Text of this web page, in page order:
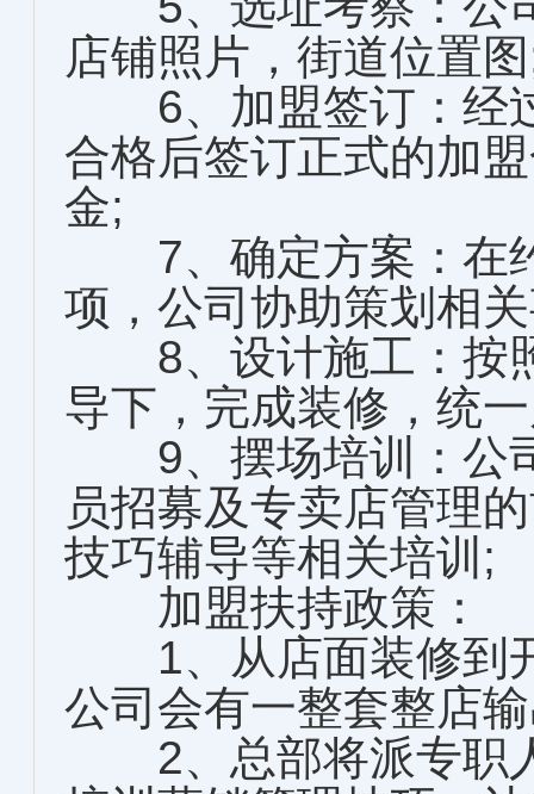
店铺照片，街道位置
6、加盟签订：经
合格后签订正式的加
金;
7、确定方案：在
项，公司协助策划相
8、设计施工：按
导下，完成装修，统
9、摆场培训：公
员招募及专卖店管理
技巧辅导等相关培训;
加盟扶持政策：
1、从店面装修到
公司会有一整套整店
2、总部将派专职